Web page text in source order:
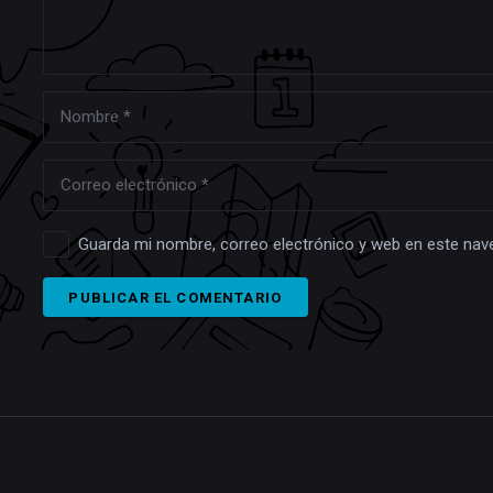
Guarda mi nombre, correo electrónico y web en este
PUBLICAR EL COMENTARIO